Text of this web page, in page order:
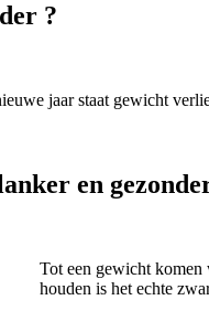
?
jaar staat gewicht
en
Tot een gewicht komen
houden is het echte